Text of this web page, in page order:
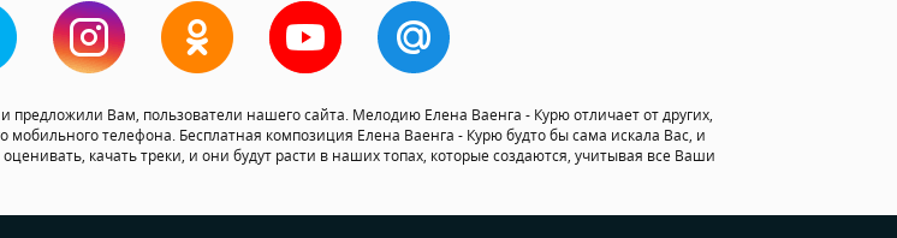
предложили Вам, пользователи нашего сайта. Мелодию Елена Ваенга - Курю отличает от других,
телефона. Бесплатная композиция Елена Ваенга - Курю будто бы сама искала Вас, и
качать треки, и они будут расти в наших топах, которые создаются, учитывая все Ваши